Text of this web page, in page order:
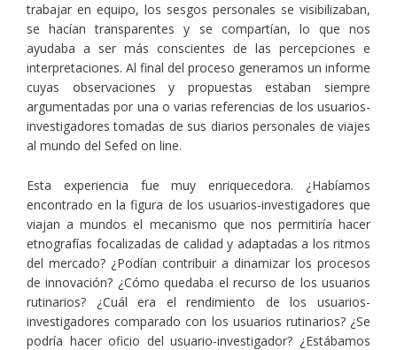
trabajar en equipo, los sesgos personales se visibilizaban,
se hacían transparentes y se compartían, lo que nos
ayudaba a ser más conscientes de las percepciones e
interpretaciones. Al final del proceso generamos un informe
cuyas observaciones y propuestas estaban siempre
argumentadas por una o varias referencias de los usuarios-
investigadores tomadas de sus diarios personales de viajes
al mundo del Sefed on line.
Esta experiencia fue muy enriquecedora. ¿Habíamos
encontrado en la figura de los usuarios-investigadores que
viajan a mundos el mecanismo que nos permitiría hacer
etnografías focalizadas de calidad y adaptadas a los ritmos
del mercado? ¿Podían contribuir a dinamizar los procesos
de innovación? ¿Cómo quedaba el recurso de los usuarios
rutinarios? ¿Cuál era el rendimiento de los usuarios-
investigadores comparado con los usuarios rutinarios? ¿Se
podría hacer oficio del usuario-investigador? ¿Estábamos